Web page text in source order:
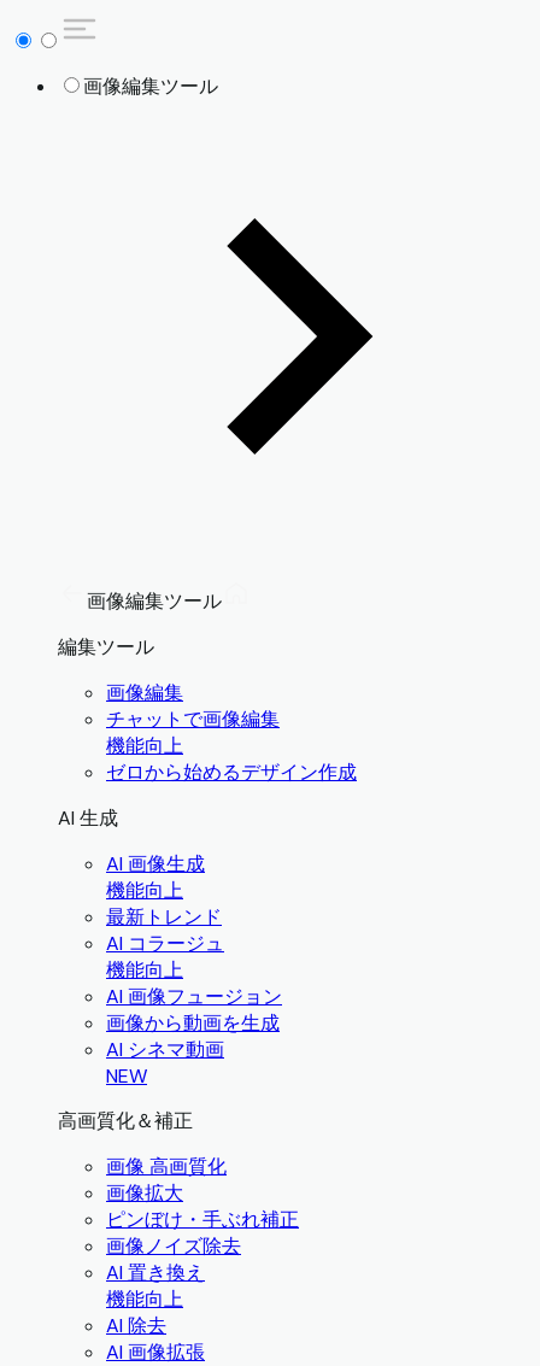
画像編集ツール
画像編集ツール
編集ツール
画像編集
チャットで画像編集
機能向上
ゼロから始めるデザイン作成
AI 生成
AI 画像生成
機能向上
最新トレンド
AI コラージュ
機能向上
AI 画像フュージョン
画像から動画を生成
AI シネマ動画
NEW
高画質化＆補正
画像 高画質化
画像拡大
ピンぼけ・手ぶれ補正
画像ノイズ除去
AI 置き換え
機能向上
AI 除去
AI 画像拡張